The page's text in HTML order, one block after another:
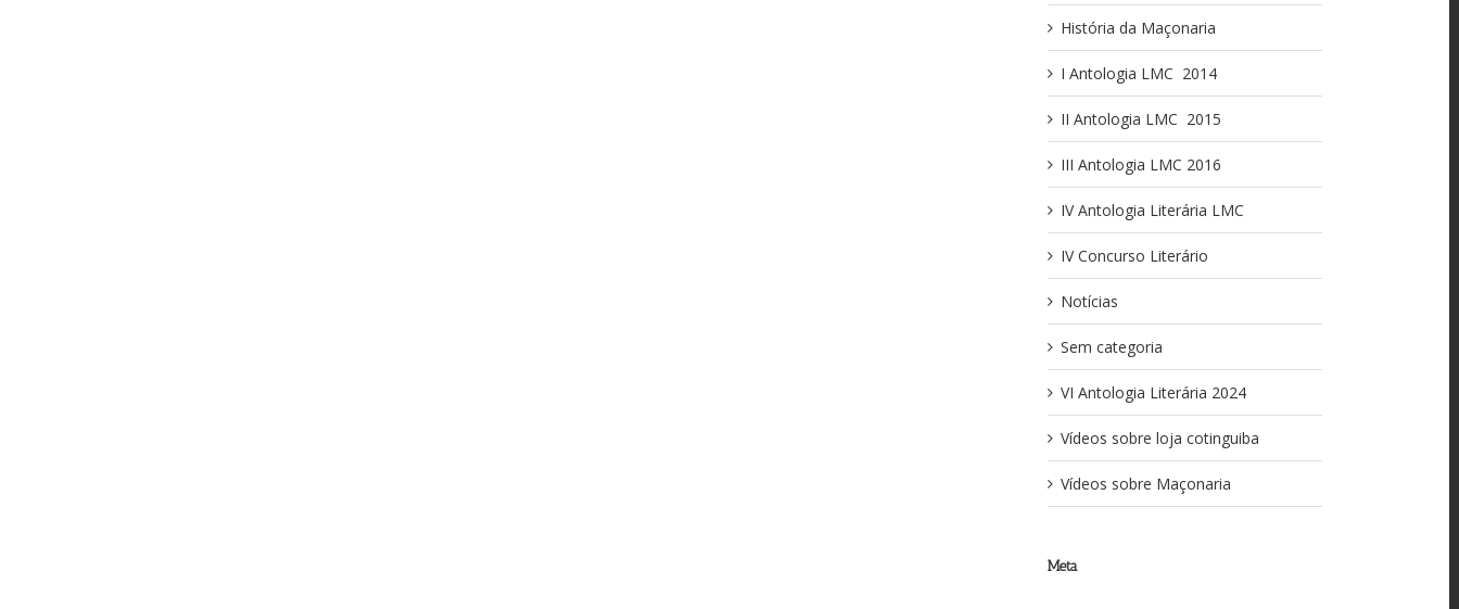
História da Maçonaria
I Antologia LMC ­ 2014
II Antologia LMC ­ 2015
III Antologia LMC 2016
IV Antologia Literária LMC
IV Concurso Literário
Notícias
Sem categoria
VI Antologia Literária 2024
Vídeos sobre loja cotinguiba
Vídeos sobre Maçonaria
Meta